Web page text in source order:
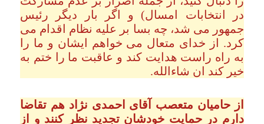
در انتخابات امسال) و اگر بار دیگر رئیس
جمهور می شد، چه بسا بر علیه نظام اقدام می
کرد. از خدای متعال می خواهم ایشان و ما را
به راه راست هدایت کند و عاقبت ما را ختم به
خیر کند ان شاءالله.
از حامیان متعصب آقای احمدی نژاد هم تقاضا
دارم در حمایت خودشان تجدید نظر کنند و از